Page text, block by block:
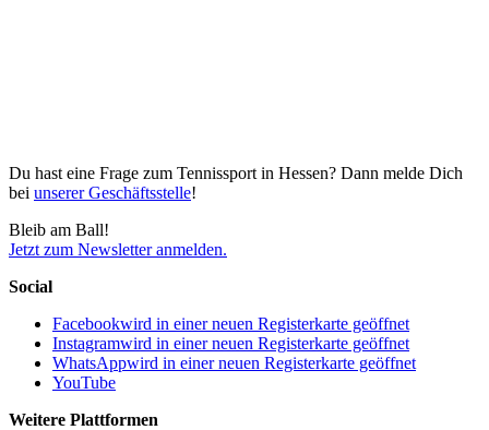
Du hast eine Frage zum Tennissport in Hessen? Dann melde Dich
bei unserer Geschäftsstelle!
Bleib am Ball!
Jetzt zum Newsletter anmelden.
Social
Facebookwird in einer neuen Registerkarte geöffnet
Instagramwird in einer neuen Registerkarte geöffnet
WhatsAppwird in einer neuen Registerkarte geöffnet
YouTube
Weitere Plattformen